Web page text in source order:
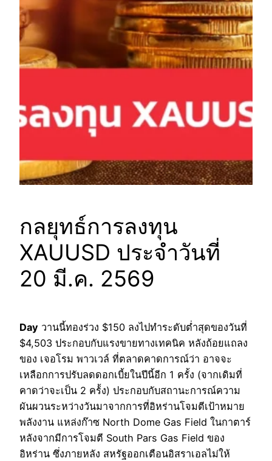
กลยุทธ์การลงทุน
XAUUSD ประจำวันที่
20 มี.ค. 2569
Day วานนี้ทองร่วง $150 ลงไปทำระดับต่ำสุดของวันที่
$4,503 ประกอบกับแรงขายทางเทคนิค หลังถ้อยแถลง
ของ เจอโรม พาวเวล์ ที่ตลาดคาดการณ์ว่า อาจจะ
เหลือกการปรับลดดอกเบี้ยในปีนี้อีก 1 ครั้ง (จากเดิมที่
คาดว่าจะเป็น 2 คร้้ง) ประกอบกับสถานะการณ์ความ
ผันผวนระหว่างวันมาจากการที่อิหร่านโจมตีเป้าหมาย
พลังงาน แหล่งก๊าซ North Dome Gas Field ในกาตาร์
หลังจากมีการโจมตี South Pars Gas Field ของ
อิหร่าน ซึ่งภายหลัง สหรัฐออกเตือนอิสราเอลไม่ให้